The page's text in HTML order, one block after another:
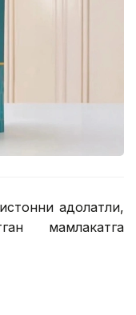
адолатли,
мамлакатга